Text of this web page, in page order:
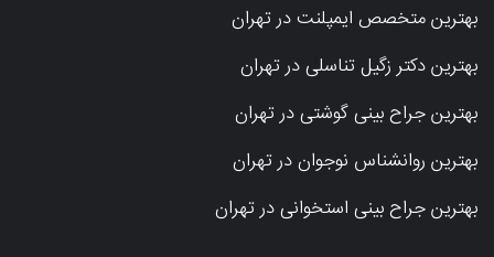
بهترین متخصص ایمپلنت در تهران
بهترین دکتر زگیل تناسلی در تهران
بهترین جراح بینی گوشتی در تهران
بهترین روانشناس نوجوان در تهران
بهترین جراح بینی استخوانی در تهران